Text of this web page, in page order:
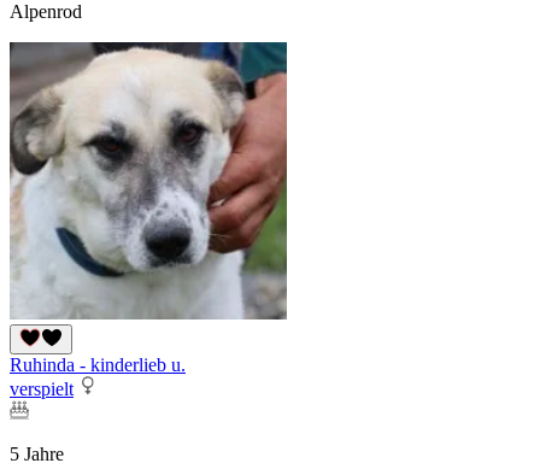
Alpenrod
Ruhinda - kinderlieb u.
verspielt
5 Jahre